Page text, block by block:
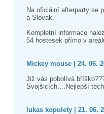
Na oficiální afterparty se
a Slovak.
Kompletní informace
54 hostesek přímo v
Mickey mouse | 24. 06.
Již vás pobolívá
Svojšicích....Nejlepší
lukas kopulety | 21. 06.